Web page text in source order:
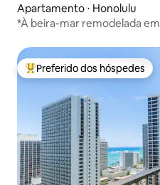
Apartamento ⋅ Honolulu
*À beira-mar remodelada
Entre os melhores preferidos
Preferido dos hóspedes